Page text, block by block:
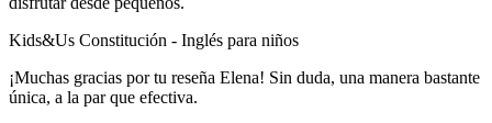
Kids&Us Constitución - Inglés para niños
¡Muchas gracias por tu reseña Elena! Sin duda, una manera bastante
única, a la par que efectiva.